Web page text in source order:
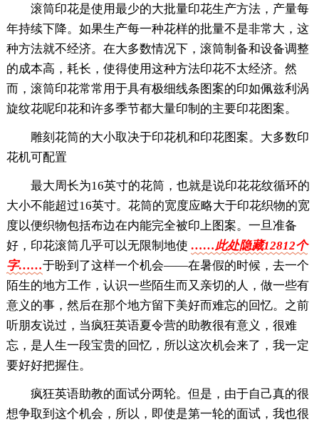
滚筒印花是使用最少的大批量印花生产方法，产量每
年持续下降。如果生产每一种花样的批量不是非常大，这
种方法就不经济。在大多数情况下，滚筒制备和设备调整
的成本高，耗长，使得使用这种方法印花不太经济。然
而，滚筒印花常常用于具有极细线条图案的印如佩兹利涡
旋纹花呢印花和许多季节都大量印制的主要印花图案。
雕刻花筒的大小取决于印花机和印花图案。大多数印
花机可配置
最大周长为16英寸的花筒，也就是说印花花纹循环的
大小不能超过16英寸。花筒的宽度应略大于印花织物的宽
度以便织物包括布边在内能完全被印上图案。一旦准备
好，印花滚筒几乎可以无限制地使 ……此处隐藏12812个
字……于盼到了这样一个机会——在暑假的时候，去一个
陌生的地方工作，认识一些陌生而又亲切的人，做一些有
意义的事，然后在那个地方留下美好而难忘的回忆。之前
听朋友说过，当疯狂英语夏令营的助教很有意义，很难
忘，是人生一段宝贵的回忆，所以这次机会来了，我一定
要好好把握住。
疯狂英语助教的面试分两轮。但是，由于自己真的很
想争取到这个机会，所以，即使是第一轮的面试，我也很